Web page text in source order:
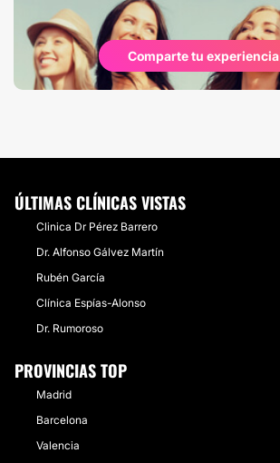
Comparte tu experiencia
ÚLTIMAS CLÍNICAS VISTAS
Clinica Dr Pérez Barrero
Dr. Alfonso Gálvez Martín
Rubén García
Clínica Espías-Alonso
Dr. Rumoroso
PROVINCIAS TOP
Madrid
Barcelona
Valencia